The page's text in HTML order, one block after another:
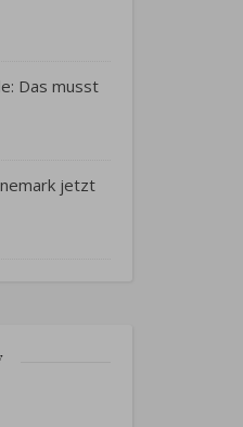
Das musst
jetzt